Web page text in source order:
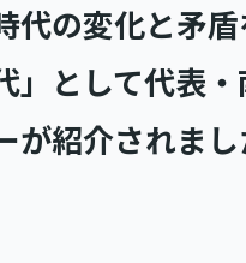
代の変化と矛
」として代表
が紹介されまし